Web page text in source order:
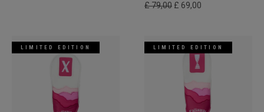
£ 79,00 £ 69,00
LIMITED EDITION LIMITED EDITION